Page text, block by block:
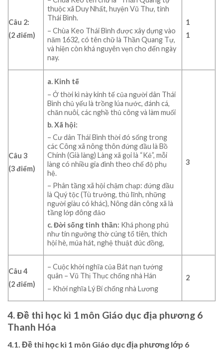
Câu 2:
(2 điểm)
thuộc xã Duy Nhất, huyện Vũ Thư, tỉnh
Thái Bình.
– Chùa Keo Thái Bình được xây dựng vào
năm 1632, có tên chữ là Thần Quang Tự,
và hiện còn khá nguyên vẹn cho đến ngày
nay.
1
1
Câu 3
(3 điểm)
a. Kinh tế
– Ở thời kì này kinh tế của người dân Thái
Bình chủ yếu là trồng lúa nước, đánh cá,
chăn nuôi, các nghề thủ công và làm muối
b. Xã hội:
– Cư dân Thái Bình thời đó sống trong
các Công xã nông thôn đứng đầu là Bồ
Chính (Già làng) Làng xã gọi là “Kẻ”, mỗi
làng có nhiều gia đình theo chế độ phụ
hệ.
– Phân tầng xã hội chậm chạp: đứng đầu
là Quý tộc (Tù trưởng, thủ lĩnh, những
người giàu có khác), Nông dân công xã là
tầng lớp đông đảo
c. Đời sống tinh thần: Khá phong phú
nhưtín ngưỡng thờ cúng tổ tiên, thích
hội hè, múa hát, nghệ thuật đúc đồng,
3
Câu 4
(2 điểm)
– Cuộc khởi nghĩa của Bát nạn tướng
quân – Vũ Thị Thục chống nhà Hán
– Khởi nghĩa Lý Bí chống nhà Lương
2
4. Đề thi học kì 1 môn Giáo dục địa phương 6
Thanh Hóa
4.1. Đề thi học kì 1 môn Giáo dục địa phương lớp 6